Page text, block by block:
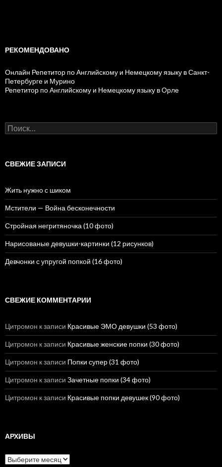
РЕКОМЕНДОВАНО
Онлайн Репетитор по Английскому и Немецкому языку в Санкт-
Петербурге и Мурино
Репетитор по Английскому и Немецкому языку в Орле
Н
а
и
СВЕЖИЕ ЗАПИСИ
Жить нужно с шиком
Мстители — Война бесконечности
Стройная негритяночка (10 фото)
Нарисованые девушки-картинки (12 рисунков)
Девчонки с упругой попкой (16 фото)
СВЕЖИЕ КОММЕНТАРИИ
Цитромон к записи Красивые ЭМО девушки (53 фото)
Цитромон к записи Красивые женские попки (30 фото)
Цитромон к записи Попки супер (31 фото)
Цитромон к записи Зачетные попки (34 фото)
Цитромон к записи Красивые попки девушек (90 фото)
АРХИВЫ
А